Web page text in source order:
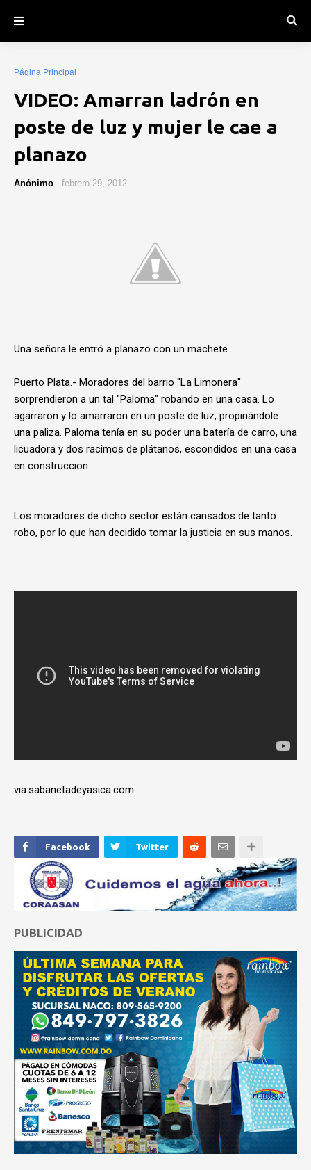
Página Principal
VIDEO: Amarran ladrón en
poste de luz y mujer le cae a
planazo
Anónimo - febrero 29, 2012
Una señora le entró a planazo con un machete..
Puerto Plata.- Moradores del barrio "La Limonera"
sorprendieron a un tal "Paloma" robando en una casa. Lo
agarraron y lo amarraron en un poste de luz, propinándole
una paliza. Paloma tenía en su poder una batería de carro, una
licuadora y dos racimos de plátanos, escondidos en una casa
en construccion.
Los moradores de dicho sector están cansados de tanto
robo, por lo que han decidido tomar la justicia en sus manos.
via:sabanetadeyasica.com
Facebook Twitter
PUBLICIDAD